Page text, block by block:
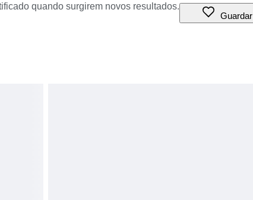
quando surgirem novos resultados.
Guardar